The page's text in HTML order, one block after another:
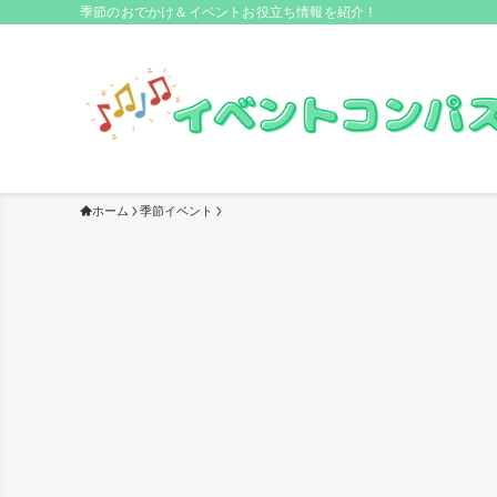
季節のおでかけ＆イベントお役立ち情報を紹介！
ホーム 季節イベント